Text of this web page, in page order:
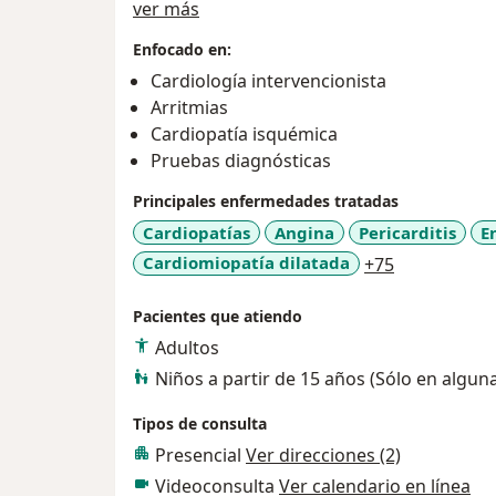
de vida.
Cuento con una variedad de servicios
necesidades cardiovasculares. Realizo
precisos y establezco planes de
corazón, como enfermedad coronaria,
sus principales factores de riesgo como
triglicéridos altos, diabetes mellitus y
Si están buscando un cardiólogo
bienestar, los invito a agendar una cita en
cardiovasculares, y así mejorar su calidad
nuestra prioridad!
ver más
Enfocado en:
Cardiología intervencionista
Arritmias
Cardiopatía isquémica
Pruebas diagnósticas
Principales enfermedades tratadas
Cardiopatías Angina Pericarditis
Cardiomiopatía dilatada
+75
Pacientes que atiendo
Adultos
Niños a partir de 15 años (Sólo en
Tipos de consulta
Presencial Ver direcciones (2)
Videoconsulta Ver calendario en línea